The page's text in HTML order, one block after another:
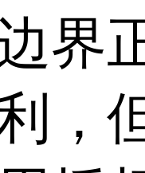
界
，